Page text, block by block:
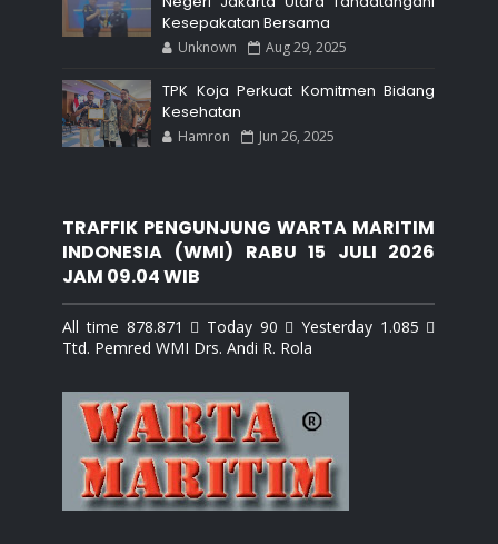
Kesepakatan Bersama
Unknown Aug 29, 2025
TPK Koja Perkuat Komitmen Bidang
Kesehatan
Hamron Jun 26, 2025
TRAFFIK PENGUNJUNG WARTA MARITIM
INDONESIA (WMI) RABU 15 JULI 2026
JAM 09.04 WIB
All time 878.871  Today 90  Yesterday 1.085 
Ttd. Pemred WMI Drs. Andi R. Rola